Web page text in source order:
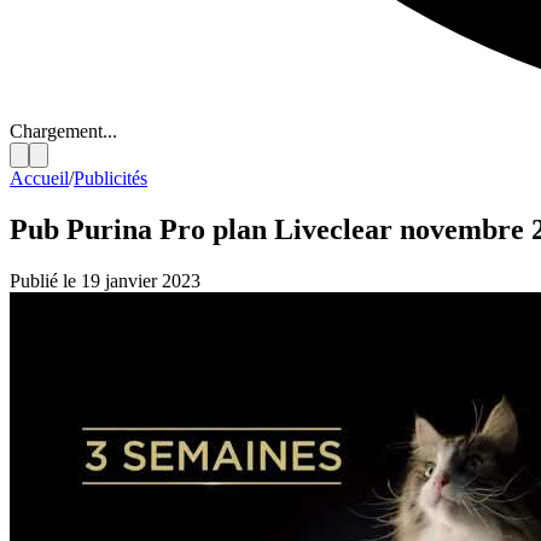
Chargement...
Accueil/Publicités
Pub Purina Pro plan Liveclear novembre
Publié le 19 janvier 2023